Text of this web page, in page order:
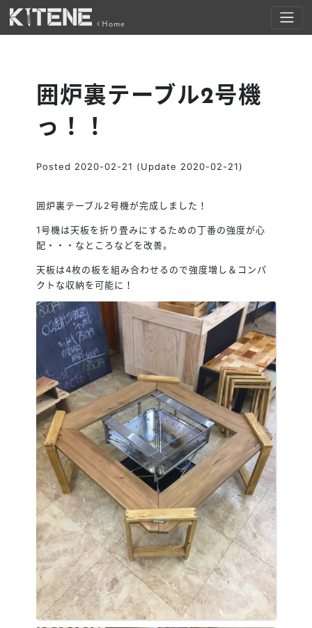
Home
囲炉裏テーブル2号機
っ！！
Posted 2020-02-21 (Update 2020-02-21)
囲炉裏テーブル2号機が完成しました！
1号機は天板を折り畳みにするための丁番の強度が心
配・・・なところなどを改善。
天板は4枚の板を組み合わせるので強度増し＆コンパ
クトな収納を可能に！